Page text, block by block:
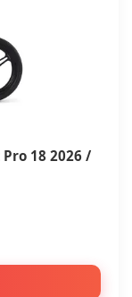
18 2026 /